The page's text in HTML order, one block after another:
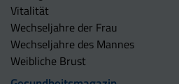
Vitalität
Wechseljahre der Frau
Wechseljahre des Mannes
Weibliche Brust